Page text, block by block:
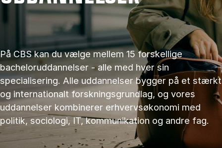
På CBS kan du vælge mellem 15 forskellige
bacheloruddannelser - alle med hver sin
specialisering. Alle uddannelser bygger på et stærkt
og internationalt forskningsgrundlag, og vores
uddannelser kombinerer erhvervsøkonomi med
politik, sociologi, IT, kommunikation og andre fag.